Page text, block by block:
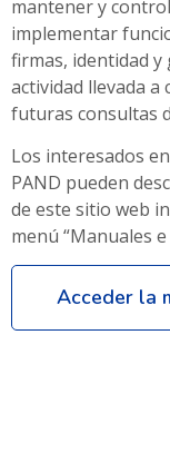
mantener y
implementar
firmas, identidad
actividad llevada
futuras consultas
Los interesados
PAND pueden
de este sitio web
menú “Manuales
Acceder la